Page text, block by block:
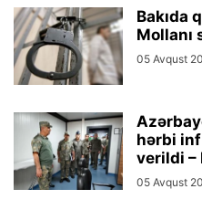
Bakıda
Mollanı
05 Avqust
hərbi
verildi –
05 Avqust